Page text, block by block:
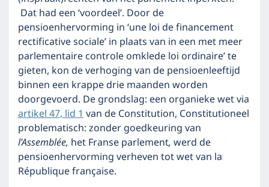
Dat had een ‘voordeel’. Door de
pensioenhervorming in ‘une loi de financement
rectificative sociale’ in plaats van in een met meer
parlementaire controle omklede loi ordinaire’ te
gieten, kon de verhoging van de pensioenleeftijd
binnen een krappe drie maanden worden
doorgevoerd. De grondslag: een organieke wet via
artikel 47, lid 1van de Constitution, Constitutioneel
problematisch: zonder goedkeuring van
l’Assemblée, het Franse parlement,werd de
pensioenhervorming verheven tot wet van la
République française.